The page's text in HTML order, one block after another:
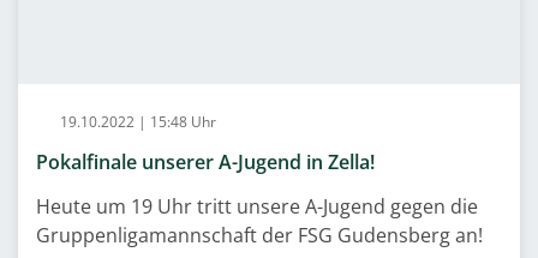
19.10.2022 | 15:48 Uhr
Pokalfinale unserer A-Jugend in Zella!
Heute um 19 Uhr tritt unsere A-Jugend gegen die
Gruppenligamannschaft der FSG Gudensberg an!